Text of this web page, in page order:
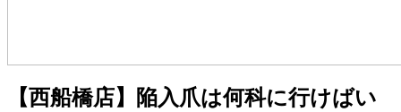
【西船橋店】陥入爪は何科に行けばい